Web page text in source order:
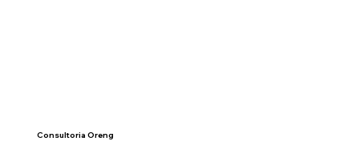
Consultoria Oreng